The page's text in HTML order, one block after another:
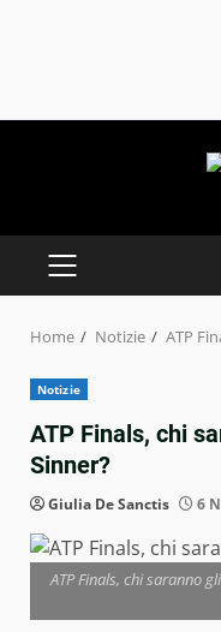
PRIMARY
MENU
Home Notizie ATP
Notizie
ATP Finals, chi
Sinner?
Giulia De Sanctis 6
ATP Finals, chi saranno